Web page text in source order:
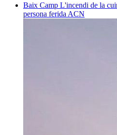
Baix Camp L'incendi de la
persona ferida ACN